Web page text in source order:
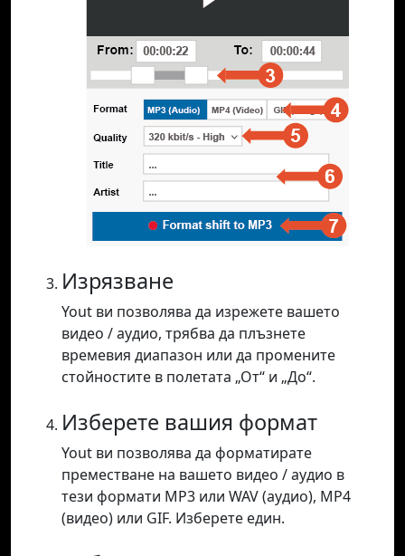
Изрязване
Yout ви позволява да изрежете вашето
видео / аудио, трябва да плъзнете
времевия диапазон или да промените
стойностите в полетата „От“ и „До“.
Изберете вашия формат
Yout ви позволява да форматирате
преместване на вашето видео / аудио в
тези формати MP3 или WAV (аудио), MP4
(видео) или GIF. Изберете един.